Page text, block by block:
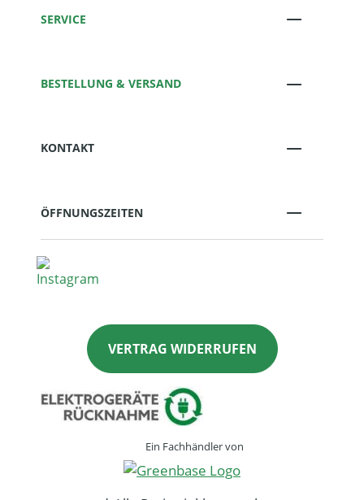
SERVICE
BESTELLUNG & VERSAND
KONTAKT
ÖFFNUNGSZEITEN
VERTRAG WIDERRUFEN
Ein Fachhändler von